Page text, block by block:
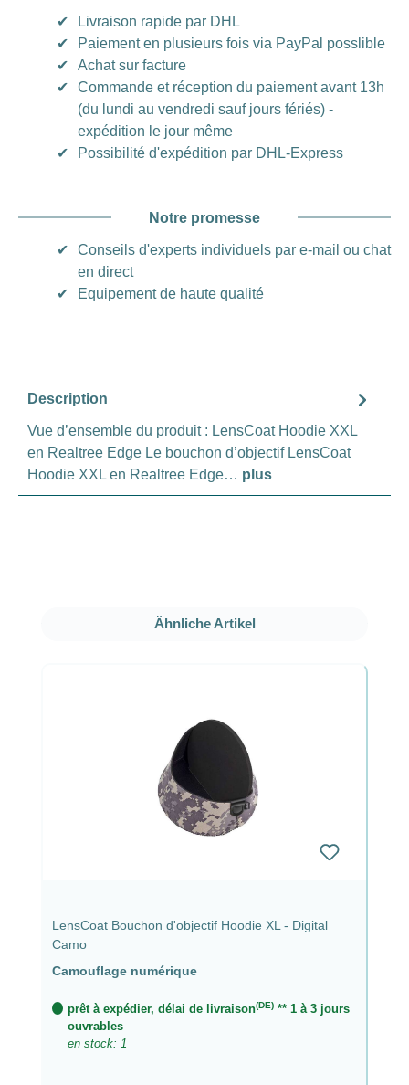
✔
Livraison rapide par DHL
✔
Paiement en plusieurs fois via PayPal posslible
✔
Achat sur facture
✔
Commande et réception du paiement avant 13h
(du lundi au vendredi sauf jours fériés) -
expédition le jour même
✔
Possibilité d'expédition par DHL-Express
Notre promesse
✔
Conseils d'experts individuels par e-mail ou chat
en direct
✔
Equipement de haute qualité
Description
Vue d’ensemble du produit : LensCoat Hoodie XXL
en Realtree Edge Le bouchon d’objectif LensCoat
Hoodie XXL en Realtree Edge… plus
Ignorer la galerie de produits
Ähnliche Artikel
LensCoat Bouchon d'objectif Hoodie XL - Digital
Camo
Camouflage numérique
prêt à expédier, délai de livraison(DE)** 1 à 3 jours
ouvrables
en stock: 1